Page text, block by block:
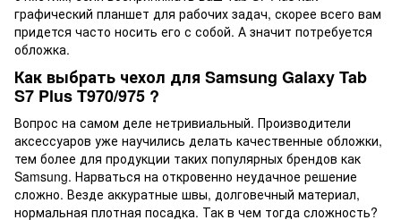
графический планшет для рабочих задач, скорее всего вам
придется часто носить его с собой. А значит потребуется
обложка.
Как выбрать чехол для Samsung Galaxy Tab
S7 Plus T970/975 ?
Вопрос на самом деле нетривиальный. Производители
аксессуаров уже научились делать качественные обложки,
тем более для продукции таких популярных брендов как
Samsung. Нарваться на откровенно неудачное решение
сложно. Везде аккуратные швы, долговечный материал,
нормальная плотная посадка. Так в чем тогда сложность?